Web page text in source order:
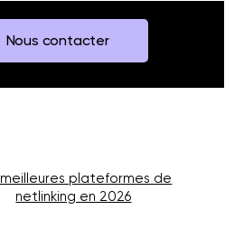
Nous contacter
meilleures plateformes de
netlinking en 2026